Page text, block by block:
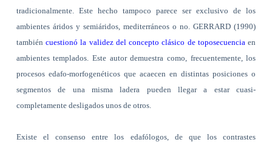
tradicionalmente. Este hecho tampoco parece ser exclusivo de los
ambientes áridos y semiáridos, mediterráneos o no. GERRARD (1990)
tambiéncuestionó la validez del concepto clásico de toposecuencia en
ambientes templados. Este autor demuestra como, frecuentemente, los
procesos edafo-morfogenéticos que acaecen en distintas posiciones o
segmentos de una misma ladera pueden llegar a estar cuasi-
completamente desligados unos de otros.
Existe el consenso entre los edafólogos, de que los contrastes